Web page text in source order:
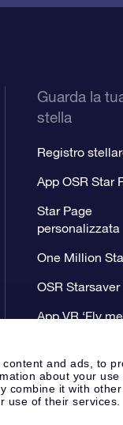
and ads, to
about your
combine it with
use of their services.
Guarda la
stella
Registro
App OSR Star
Star Page
personalizzata
One Million
OSR Starsaver
App VR ‘Fly